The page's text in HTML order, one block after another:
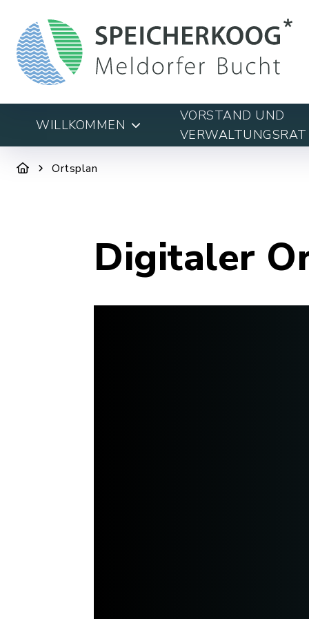
WILLKOMMEN
VORSTAND UND
VERWALTUNGSRAT
Ortsplan
Digitaler